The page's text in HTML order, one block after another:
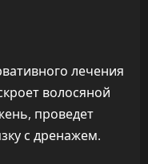
лечения
волосяной
проведет
с дренажем.